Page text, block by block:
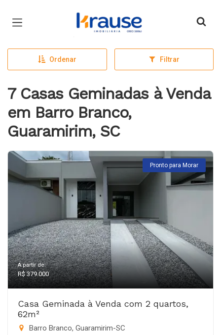
Página inicial
Ordenar Filtrar
7 Casas Geminadas à Venda
em Barro Branco,
Guaramirim, SC
Pronto para Morar
A partir de:
R$ 379.000
Casa Geminada à Venda com 2 quartos,
62m²
Barro Branco, Guaramirim-SC